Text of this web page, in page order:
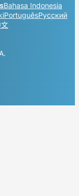
Bahasa Indonesia
PortuguêsРусский